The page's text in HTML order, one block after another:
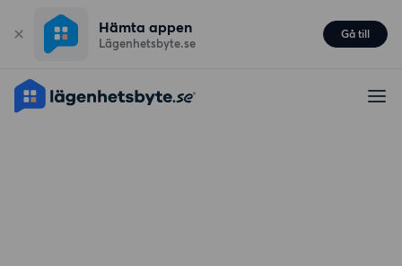
Hämta appen
Lägenhetsbyte.se
Gå till